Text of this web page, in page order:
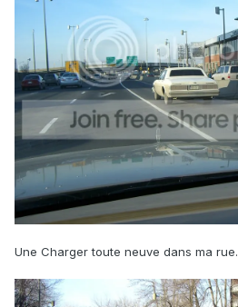
Une Charger toute neuve dans ma rue.